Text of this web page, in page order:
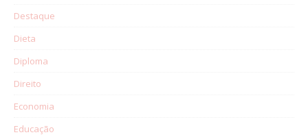
Destaque
Dieta
Diploma
Direito
Economia
Educação